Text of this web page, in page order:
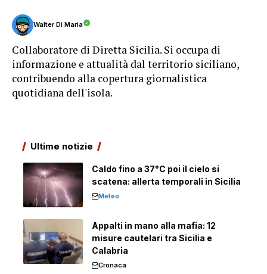
Walter Di Maria
Collaboratore di Diretta Sicilia. Si occupa di
informazione e attualità dal territorio siciliano,
contribuendo alla copertura giornalistica
quotidiana dell'isola.
Ultime notizie
Caldo fino a 37°C poi il cielo si
scatena: allerta temporali in Sicilia
Meteo
Appalti in mano alla mafia: 12
misure cautelari tra Sicilia e
Calabria
Cronaca